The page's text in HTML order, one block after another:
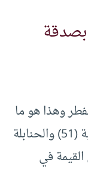
وهذا هو ما
وصل إليه المالكية (50)، الشافعية (51) والحنابلة
القيمة في